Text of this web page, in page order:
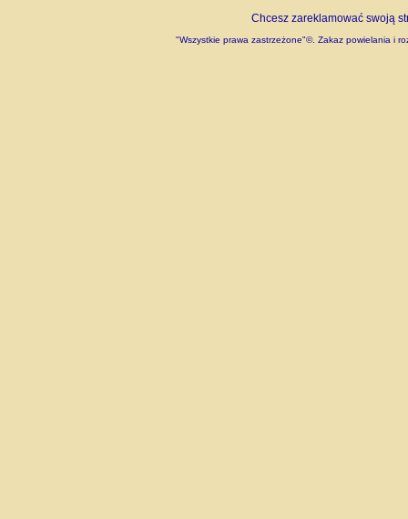
Chcesz zareklamować swoją
"Wszystkie prawa zastrzeżone"©. Zakaz powielania i